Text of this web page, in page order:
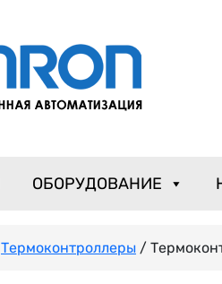
ОБОРУДОВАНИЕ
Термоконтроллеры /